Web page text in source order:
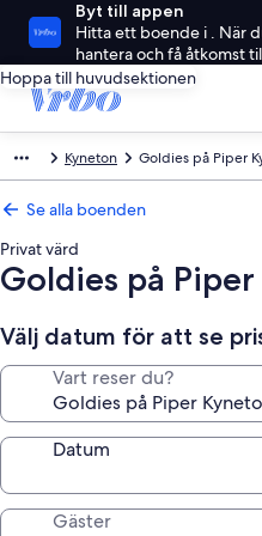
Byt till appen
Hitta ett boende i . När
hantera och få åtkomst
Hoppa till huvudsektionen
Kyneton Goldies på Piper
Se alla boenden
Privat värd
Goldies på
Välj datum för att se
Vart reser du?
Datum
Gäster